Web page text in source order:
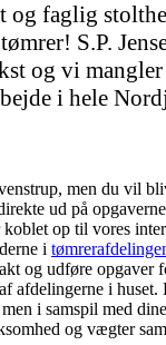
og faglig
S.P.
og vi
i hele
men du vil
ud på
op til vores
i
og udføre opgaver
afdelingerne i huset.
i samspil med
og vægter